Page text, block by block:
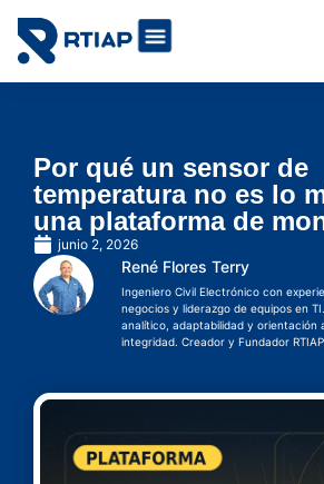
Por qué un sensor de
temperatura no es lo
una plataforma de
junio 2, 2026
René Flores Terry
Ingeniero Civil Electrónico con
negocios y liderazgo de equipos en
analítico, adaptabilidad y orientación
integridad. Creador y Fundador